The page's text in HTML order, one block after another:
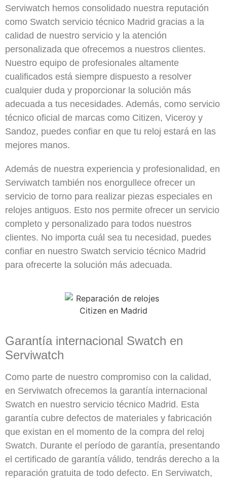
Serviwatch hemos consolidado nuestra reputación
como Swatch servicio técnico Madrid gracias a la
calidad de nuestro servicio y la atención
personalizada que ofrecemos a nuestros clientes.
Nuestro equipo de profesionales altamente
cualificados está siempre dispuesto a resolver
cualquier duda y proporcionar la solución más
adecuada a tus necesidades. Además, como servicio
técnico oficial de marcas como Citizen, Viceroy y
Sandoz, puedes confiar en que tu reloj estará en las
mejores manos.
Además de nuestra experiencia y profesionalidad, en
Serviwatch también nos enorgullece ofrecer un
servicio de torno para realizar piezas especiales en
relojes antiguos. Esto nos permite ofrecer un servicio
completo y personalizado para todos nuestros
clientes. No importa cuál sea tu necesidad, puedes
confiar en nuestro Swatch servicio técnico Madrid
para ofrecerte la solución más adecuada.
Garantía internacional Swatch en
Serviwatch
Como parte de nuestro compromiso con la calidad,
en Serviwatch ofrecemos la garantía internacional
Swatch en nuestro servicio técnico Madrid. Esta
garantía cubre defectos de materiales y fabricación
que existan en el momento de la compra del reloj
Swatch. Durante el período de garantía, presentando
el certificado de garantía válido, tendrás derecho a la
reparación gratuita de todo defecto. En Serviwatch,